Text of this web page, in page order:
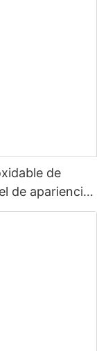
de
de apariencia
para niños